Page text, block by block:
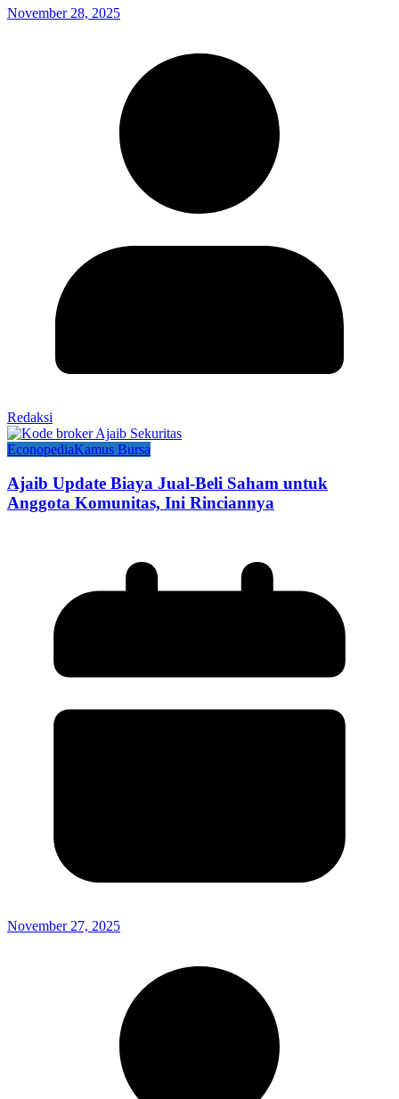
November 28, 2025
Redaksi
EconopediaKamus Bursa
Ajaib Update Biaya Jual-Beli Saham untuk
Anggota Komunitas, Ini Rinciannya
November 27, 2025